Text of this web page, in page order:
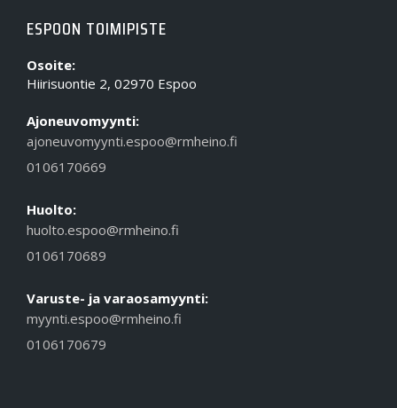
ESPOON TOIMIPISTE
Osoite:
Hiirisuontie 2, 02970 Espoo
Ajoneuvomyynti:
ajoneuvomyynti.espoo@rmheino.fi
0106170669
Huolto:
huolto.espoo@rmheino.fi
0106170689
Varuste- ja varaosamyynti:
myynti.espoo@rmheino.fi
0106170679